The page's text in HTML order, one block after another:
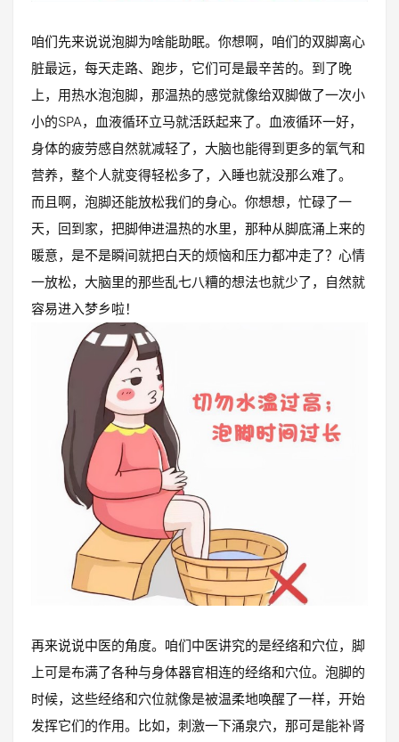
咱们先来说说泡脚为啥能助眠。你想啊，咱们的双脚离心
脏最远，每天走路、跑步，它们可是最辛苦的。到了晚
上，用热水泡泡脚，那温热的感觉就像给双脚做了一次小
小的SPA，血液循环立马就活跃起来了。血液循环一好，
身体的疲劳感自然就减轻了，大脑也能得到更多的氧气和
营养，整个人就变得轻松多了，入睡也就没那么难了。
而且啊，泡脚还能放松我们的身心。你想想，忙碌了一
天，回到家，把脚伸进温热的水里，那种从脚底涌上来的
暖意，是不是瞬间就把白天的烦恼和压力都冲走了？心情
一放松，大脑里的那些乱七八糟的想法也就少了，自然就
容易进入梦乡啦！
再来说说中医的角度。咱们中医讲究的是经络和穴位，脚
上可是布满了各种与身体器官相连的经络和穴位。泡脚的
时候，这些经络和穴位就像是被温柔地唤醒了一样，开始
发挥它们的作用。比如，刺激一下涌泉穴，那可是能补肾